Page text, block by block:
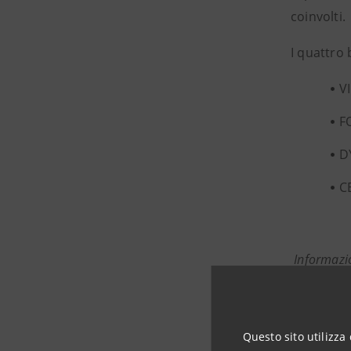
Questo sito utilizza
coinvolti.
I quattro
Media